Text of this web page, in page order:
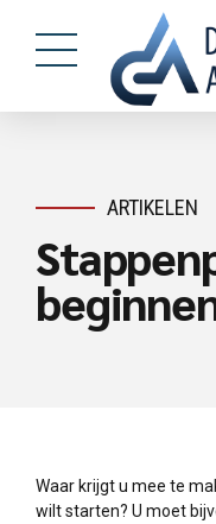
ARTIKELEN
Waar krijgt u mee te
wilt starten? U moet